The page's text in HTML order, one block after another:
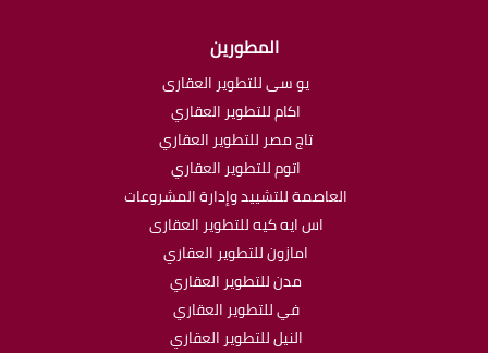
المطورين
يو سى للتطوير العقارى
اكام للتطوير العقاري
تاج مصر للتطوير العقاري
اتوم للتطوير العقاري
العاصمة للتشييد وإدارة المشروعات
اس ايه كيه للتطوير العقارى
امازون للتطوير العقاري
مدن للتطوير العقاري
في للتطوير العقاري
النيل للتطوير العقاري